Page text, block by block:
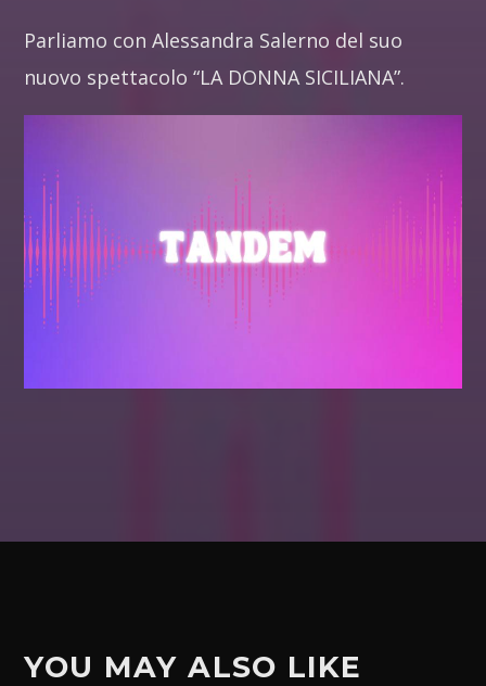
Parliamo con Alessandra Salerno del suo
nuovo spettacolo “LA DONNA SICILIANA”.
YOU MAY ALSO LIKE